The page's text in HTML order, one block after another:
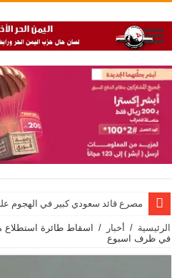
مصرع قائد سعودي كبير في الهجوم
الرئيسية / أخبار /
اسقاط طائرة استطلاع
في ظرف اسبوع